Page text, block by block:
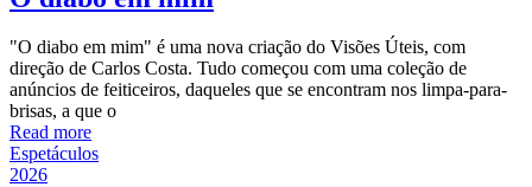
"O diabo em mim" é uma nova criação do Visões Úteis, com
direção de Carlos Costa. Tudo começou com uma coleção de
anúncios de feiticeiros, daqueles que se encontram nos limpa-para-
brisas, a que o
Read more
Espetáculos
2026